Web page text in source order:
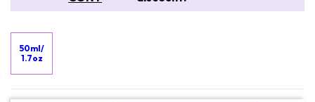
50ml/
1.7oz